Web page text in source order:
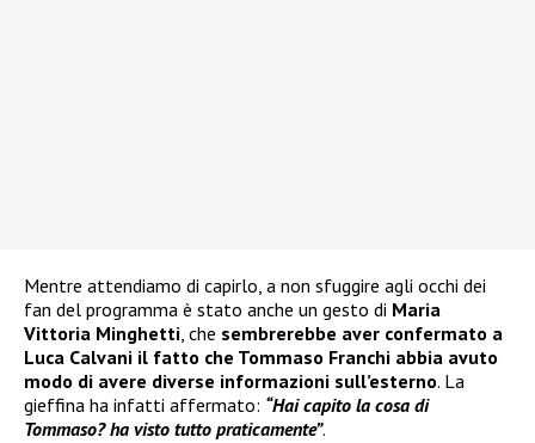
Mentre attendiamo di capirlo, a non sfuggire agli occhi dei
fan del programma è stato anche un gesto di Maria
Vittoria Minghetti, che sembrerebbe aver confermato a
Luca Calvani il fatto che Tommaso Franchi abbia avuto
modo di avere diverse informazioni sull’esterno. La
gieffina ha infatti affermato: “Hai capito la cosa di
Tommaso? ha visto tutto praticamente”.